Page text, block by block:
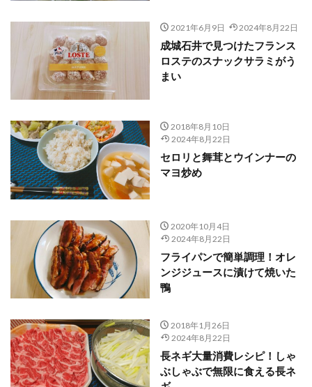
2021年6月9日 2024年8月22日
成城石井で見つけたフランス
ロステのスナックサラミがう
まい
2018年8月10日
2024年8月22日
セロリと舞茸とウインナーの
マヨ炒め
2020年10月4日
2024年8月22日
フライパンで簡単調理！オレ
ンジジュースに漬けて焼いた
鴨
2018年1月26日
2024年8月22日
長ネギ大量消費レシピ！しゃ
ぶしゃぶで無限に食える長ネ